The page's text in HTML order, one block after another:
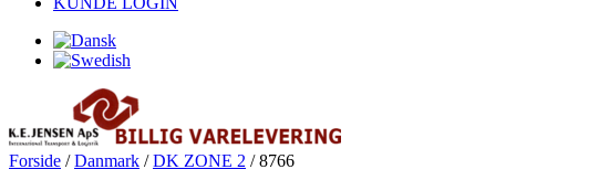
Forside /Danmark /DK ZONE 2 / 8766